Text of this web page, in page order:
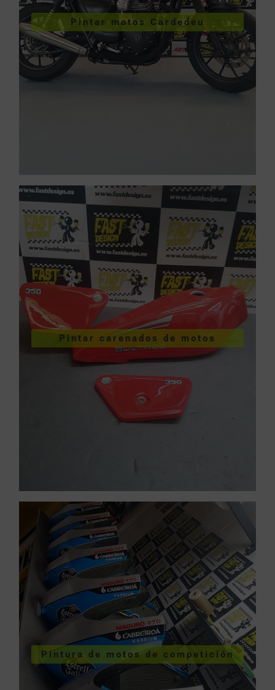
Pintar motos Cardedeu
Pintar motos Cardedeu
VER PINTURA DE MOTOS
Pintar carenados de motos
Pintar carenados de
motos
VER PINTURA DE CARENADOS
Pintura de motos de competición
competición
VER SERVICIOS URGENTES